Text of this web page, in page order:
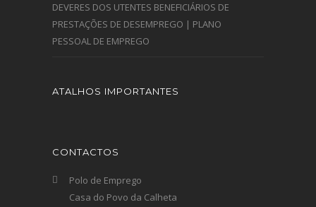
DEVERES DOS UTENTES BENEFICIÁRIOS DE
PRESTAÇÕES DE DESEMPREGO | PLANO
PESSOAL DE EMPREGO
ATALHOS IMPORTANTES
CONTACTOS
Polo de Emprego
Casa do Povo da Calheta